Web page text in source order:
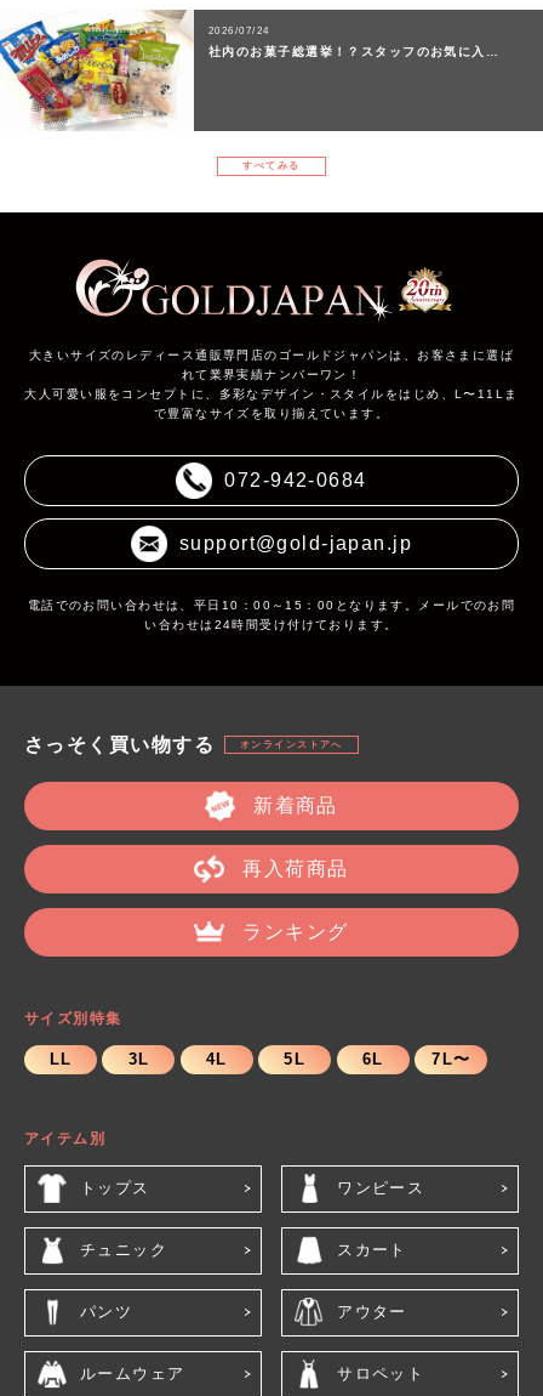
2026/07/24
社内のお菓子総選挙！？スタッフのお気に入…
すべてみる
大きいサイズのレディース通販専門店のゴールドジャパンは、お客さまに選ば
れて業界実績ナンバーワン！
大人可愛い服をコンセプトに、多彩なデザイン・スタイルをはじめ、L〜11Lま
で豊富なサイズを取り揃えています。
072-942-0684
support@gold-japan.jp
電話でのお問い合わせは、平日10：00～15：00となります。メールでのお問
い合わせは24時間受け付けております。
さっそく買い物する オンラインストアへ
新着商品
再入荷商品
ランキング
サイズ別特集
LL 3L 4L 5L 6L 7L〜
アイテム別
トップス ワンピース
チュニック スカート
パンツ アウター
ルームウェア サロペット